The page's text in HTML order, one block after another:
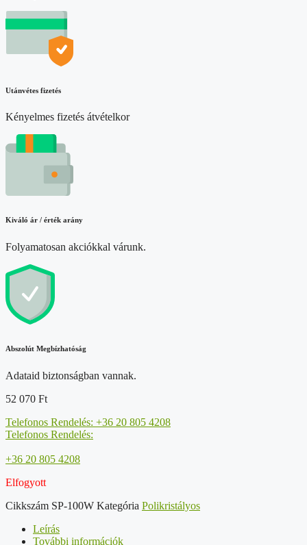
Utánvétes fizetés
Kényelmes fizetés átvételkor
Kiváló ár / érték arány
Folyamatosan akciókkal várunk.
Abszolút Megbízhatóság
Adataid biztonságban vannak.
52 070 Ft
Telefonos Rendelés: +36 20 805 4208
Telefonos Rendelés:
+36 20 805 4208
Elfogyott
Cikkszám SP-100W Kategória Polikristályos
Leírás
További információk